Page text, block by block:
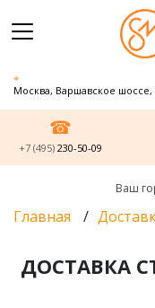
Москва, Варшавское шоссе,
+7 (495)230-50-09
Ваш
Главная /
ДОСТАВКА